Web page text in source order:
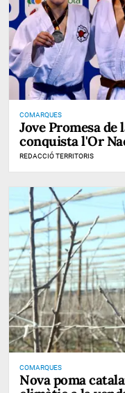
COMARQUES
Jove Promesa de
conquista l'Or
REDACCIÓ TERRITORIS
COMARQUES
Nova poma